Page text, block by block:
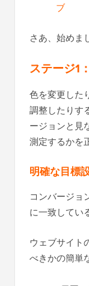
ブ
さあ、始めま
ステージ1
色を変更した
調整したりす
ージョンと見
測定するかを
明確な目標
コンバージョ
に一致してい
ウェブサイト
べきかの簡単